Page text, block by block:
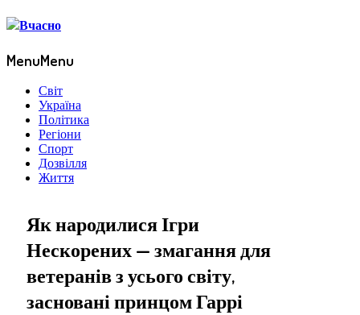
MenuMenu
Світ
Україна
Політика
Регіони
Спорт
Дозвілля
Життя
Як народилися Ігри
Нескорених — змагання для
ветеранів з усього світу,
засновані принцом Гаррі